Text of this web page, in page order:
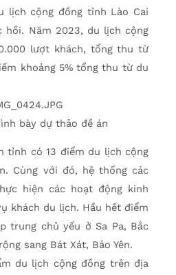
lịch cộng đồng tỉnh Lào Cai
hồi. Năm 2023, du lịch cộng
lượt khách, tổng thu từ
khoảng 5% tổng thu từ du
bày dự thảo đề án
tỉnh có 13 điểm du lịch cộng
Cùng với đó, hệ thống các
hiện các hoạt động kinh
khách du lịch. Hầu hết điểm
trung chủ yếu ở Sa Pa, Bắc
sang Bát Xát, Bảo Yên.
du lịch cộng đồng trên địa